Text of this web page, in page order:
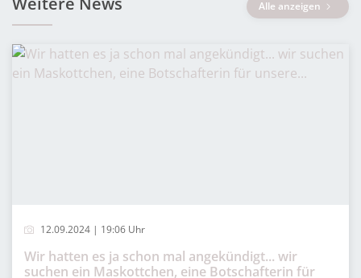
Alle anzeigen
12.09.2024 | 19:06 Uhr
Wir hatten es ja schon mal angekündigt... wir
suchen ein Maskottchen, eine Botschafterin für